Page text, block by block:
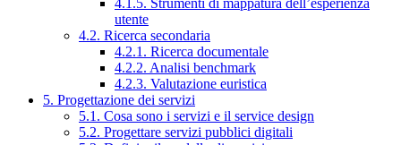
4.1.5. Strumenti di mappatura dell’esperienza
utente
4.2. Ricerca secondaria
4.2.1. Ricerca documentale
4.2.2. Analisi benchmark
4.2.3. Valutazione euristica
5. Progettazione dei servizi
5.1. Cosa sono i servizi e il service design
5.2. Progettare servizi pubblici digitali